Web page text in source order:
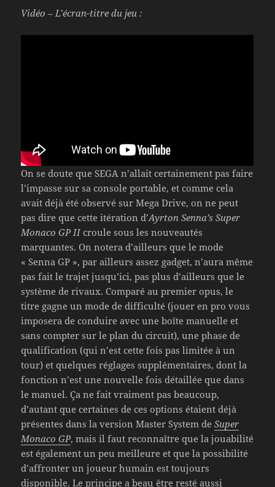
Vidéo – L’écran-titre du jeu :
On se doute que SEGA n’allait certainement pas faire
l’impasse sur sa console portable, et comme cela
avait déjà été observé sur Mega Drive, on ne peut
pas dire que cette itération d’Ayrton Senna’s Super
Monaco GP IIcroule sous les nouveautés
marquantes. On notera d’ailleurs que le mode
« Senna GP », par ailleurs assez gadget, n’aura même
pas fait le trajet jusqu’ici, pas plus d’ailleurs que le
système de rivaux. Comparé au premier opus, le
titre gagne un mode de difficulté (jouer en pro vous
imposera de conduire avec une boîte manuelle et
sans compter sur le plan du circuit), une phase de
qualification (qui n’est cette fois pas limitée à un
tour) et quelques réglages supplémentaires, dont la
fonction n’est une nouvelle fois détaillée que dans
le manuel. Ça ne fait vraiment pas beaucoup,
d’autant que certaines de ces options étaient déjà
présentes dans la version Master System deSuper
Monaco GP, mais il faut reconnaître que la jouabilité
est également un peu meilleure et que la possibilité
d’affronter un joueur humain est toujours
disponible. Le principe a beau être resté aussi